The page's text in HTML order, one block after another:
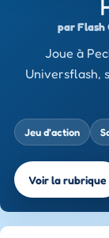
par Flash
Joue à
Universflash,
Jeu d’action
Voir la rubrique